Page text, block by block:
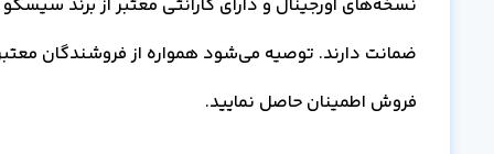
نسخه‌های اورجینال و دارای گارانتی معتبر از برند
ضمانت دارند. توصیه می‌شود همواره از فروشندگان معتبر
فروش اطمینان حاصل نمایید.